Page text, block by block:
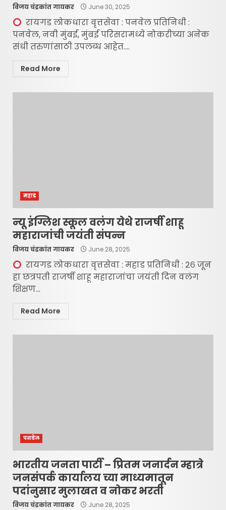
विजय चंद्रकांत गायकर June 30, 2025
रायगड लोकधारा वृत्तसेवा : पनवेल प्रतिनिधी :
पनवेल, नवी मुंबई, मुंबई परिसरामध्ये नोकरीच्या अनेक
संधी तरुणांसाठी उपलब्ध आहेत....
Read More
महाड
न्यू इंग्लिश स्कूल वलंग येथे राजर्षी शाहू
महाराजांची जयंती संपन्न
विजय चंद्रकांत गायकर June 28, 2025
रायगड लोकधारा वृत्तसेवा : महाड प्रतिनिधी : २६ जून
हा छत्रपती राजर्षी शाहू महाराजांचा जयंती दिन वलंग
शिक्षण...
Read More
पनवेल
भारतीय जनता पार्टी – प्रितम जनार्दन म्हात्रे
जनसंपर्क कार्यालय च्या माध्यमातून
पदांनुसार मुलाखत व नोकर भरती
विजय चंद्रकांत गायकर June 28, 2025